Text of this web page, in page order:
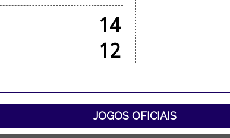
14
12
JOGOS OFICIAIS